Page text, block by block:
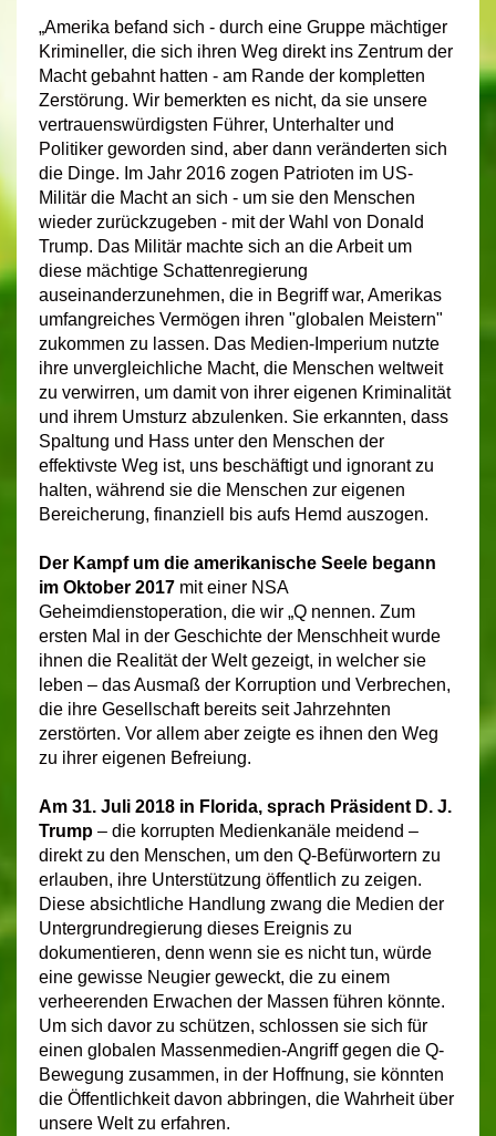
„Amerika befand sich - durch eine Gruppe mächtiger
Krimineller, die sich ihren Weg direkt ins Zentrum der
Macht gebahnt hatten - am Rande der kompletten
Zerstörung. Wir bemerkten es nicht, da sie unsere
vertrauenswürdigsten Führer, Unterhalter und
Politiker geworden sind, aber dann veränderten sich
die Dinge. Im Jahr 2016 zogen Patrioten im US-
Militär die Macht an sich - um sie den Menschen
wieder zurückzugeben - mit der Wahl von Donald
Trump. Das Militär machte sich an die Arbeit um
diese mächtige Schattenregierung
auseinanderzunehmen, die in Begriff war, Amerikas
umfangreiches Vermögen ihren "globalen Meistern"
zukommen zu lassen. Das Medien-Imperium nutzte
ihre unvergleichliche Macht, die Menschen weltweit
zu verwirren, um damit von ihrer eigenen Kriminalität
und ihrem Umsturz abzulenken. Sie erkannten, dass
Spaltung und Hass unter den Menschen der
effektivste Weg ist, uns beschäftigt und ignorant zu
halten, während sie die Menschen zur eigenen
Bereicherung, finanziell bis aufs Hemd auszogen.
Der Kampf um die amerikanische Seele begann
im Oktober 2017 mit einer NSA
Geheimdienstoperation, die wir „Q nennen. Zum
ersten Mal in der Geschichte der Menschheit wurde
ihnen die Realität der Welt gezeigt, in welcher sie
leben – das Ausmaß der Korruption und Verbrechen,
die ihre Gesellschaft bereits seit Jahrzehnten
zerstörten. Vor allem aber zeigte es ihnen den Weg
zu ihrer eigenen Befreiung.
Am 31. Juli 2018 in Florida, sprach Präsident D. J.
Trump – die korrupten Medienkanäle meidend –
direkt zu den Menschen, um den Q-Befürwortern zu
erlauben, ihre Unterstützung öffentlich zu zeigen.
Diese absichtliche Handlung zwang die Medien der
Untergrundregierung dieses Ereignis zu
dokumentieren, denn wenn sie es nicht tun, würde
eine gewisse Neugier geweckt, die zu einem
verheerenden Erwachen der Massen führen könnte.
Um sich davor zu schützen, schlossen sie sich für
einen globalen Massenmedien-Angriff gegen die Q-
Bewegung zusammen, in der Hoffnung, sie könnten
die Öffentlichkeit davon abbringen, die Wahrheit über
unsere Welt zu erfahren.